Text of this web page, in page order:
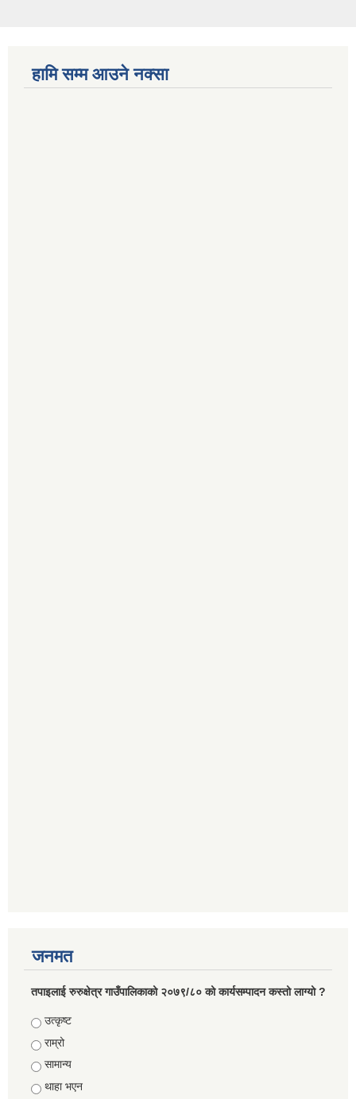
हामि सम्म आउने नक्सा
जनमत
तपाइलाई रुरुक्षेत्र गाउँपालिकाको २०७९/८० को कार्यसम्पादन कस्तो लाग्यो ?
Choices
उत्कृष्ट
राम्रो
सामान्य
थाहा भएन